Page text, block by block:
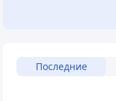
Последние